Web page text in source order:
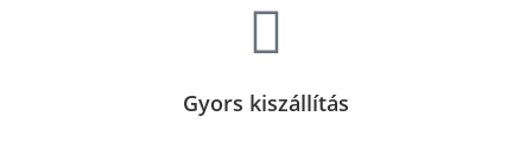
Gyors kiszállítás